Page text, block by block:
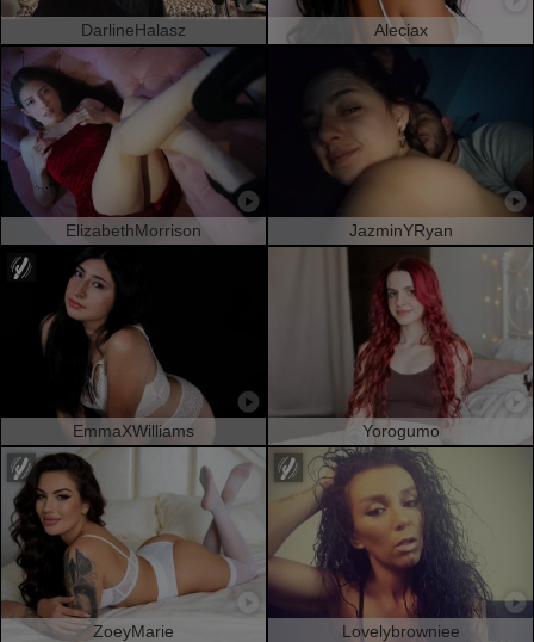
DarlineHalasz Aleciax
ElizabethMorrison JazminYRyan
EmmaXWilliams Yorogumo
ZoeyMarie Lovelybrowniee